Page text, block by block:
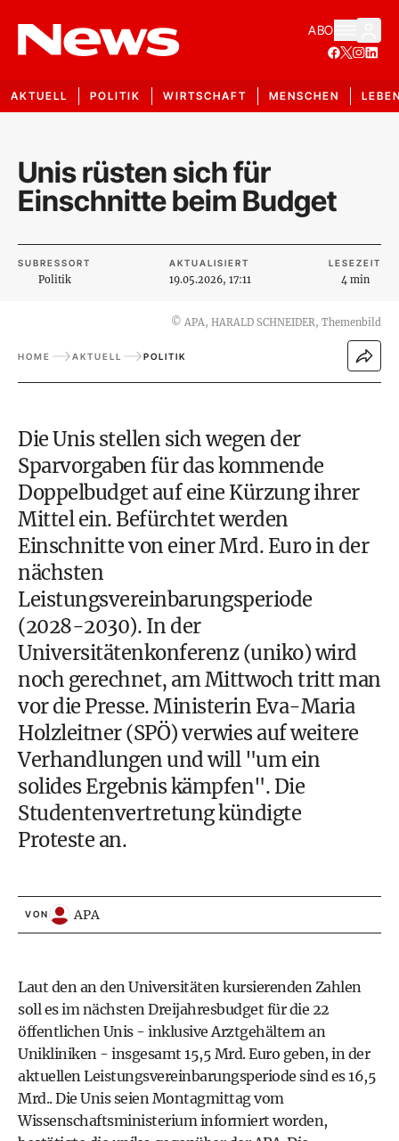
ABO
AKTUELL POLITIK WIRTSCHAFT MENSCHEN
Unis rüsten sich für
Einschnitte beim Budget
SUBRESSORT
Politik
AKTUALISIERT
19.05.2026, 17:11
LESEZEIT
4 min
© APA, HARALD SCHNEIDER, Themenbild
HOME AKTUELL POLITIK
Die Unis stellen sich wegen der
Sparvorgaben für das kommende
Doppelbudget auf eine Kürzung ihrer
Mittel ein. Befürchtet werden
Einschnitte von einer Mrd. Euro in der
nächsten
Leistungsvereinbarungsperiode
(2028-2030). In der
Universitätenkonferenz (uniko) wird
noch gerechnet, am Mittwoch tritt man
vor die Presse. Ministerin Eva-Maria
Holzleitner (SPÖ) verwies auf weitere
Verhandlungen und will "um ein
solides Ergebnis kämpfen". Die
Studentenvertretung kündigte
Proteste an.
VON APA
Laut den an den Universitäten kursierenden Zahlen
soll es im nächsten Dreijahresbudget für die 22
öffentlichen Unis - inklusive Arztgehältern an
Unikliniken - insgesamt 15,5 Mrd. Euro geben, in der
aktuellen Leistungsvereinbarungsperiode sind es 16,5
Mrd.. Die Unis seien Montagmittag vom
Wissenschaftsministerium informiert worden,